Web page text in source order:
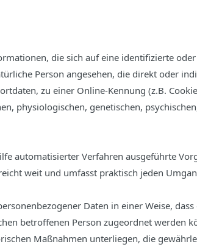
die sich auf eine identifizierte
Person angesehen, die direkt oder
zu einer Online-Kennung (z.B.
physiologischen, genetischen,
automatisierter Verfahren ausgeführte
weit und umfasst praktisch jeden
Daten in einer Weise,
betroffenen Person zugeordnet werden
Maßnahmen unterliegen, die